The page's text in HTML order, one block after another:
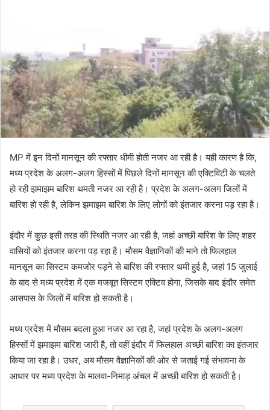
MP में इन दिनों मानसून की रफ्तार धीमी होती नजर आ रही है। यही कारण है कि,
मध्य प्रदेश के अलग-अलग हिस्सों में पिछले दिनों मानसून की एक्टिविटी के चलते
हो रही झमाझम बारिश थमती नजर आ रही है। प्रदेश के अलग-अलग जिलों में
बारिश हो रही है, लेकिन झमाझम बारिश के लिए लोगों को इंतजार करना पड़ रहा है।
इंदौर में कुछ इसी तरह की स्थिति नजर आ रही है, जहां अच्छी बारिश के लिए शहर
वासियों को इंतजार करना पड़ रहा है। मौसम वैज्ञानिकों की माने तो फिलहाल
मानसून का सिस्टम कमजोर पड़ने से बारिश की रफ्तार थमी हुई है, जहां 15 जुलाई
के बाद से मध्य प्रदेश में एक मजबूत सिस्टम एक्टिव होगा, जिसके बाद इंदौर समेत
आसपास के जिलों में बारिश हो सकती है।
मध्य प्रदेश में मौसम बदला हुआ नजर आ रहा है, जहां प्रदेश के अलग-अलग
हिस्सों में झमाझम बारिश जारी है, तो वहीं इंदौर में फिलहाल अच्छी बारिश का इंतजार
किया जा रहा है। उधर, अब मौसम वैज्ञानिकों की ओर से जताई गई संभावना के
आधार पर मध्य प्रदेश के मालवा-निमाड़ अंचल में अच्छी बारिश हो सकती है।